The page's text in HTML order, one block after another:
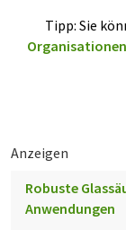
Tipp: Sie
Organisationen
Anzeigen
Robuste
Anwendungen